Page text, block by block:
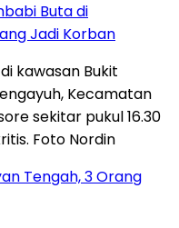
Buta di
Jadi Korban
Tengah, 3 Orang